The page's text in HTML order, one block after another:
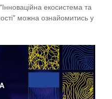
екосистема та
можна ознайомитись у